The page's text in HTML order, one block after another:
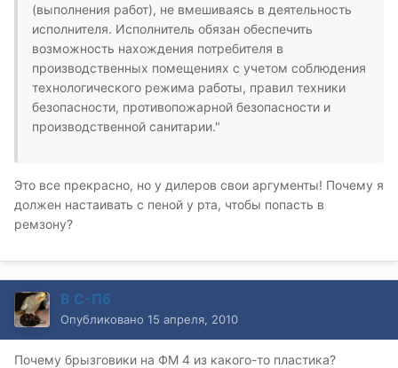
(выполнения работ), не вмешиваясь в деятельность
исполнителя. Исполнитель обязан обеспечить
возможность нахождения потребителя в
производственных помещениях с учетом соблюдения
технологического режима работы, правил техники
безопасности, противопожарной безопасности и
производственной санитарии."
Это все прекрасно, но у дилеров свои аргументы! Почему я
должен настаивать с пеной у рта, чтобы попасть в
ремзону?
В С-Пб
Опубликовано 15 апреля, 2010
Почему брызговики на ФМ 4 из какого-то пластика?